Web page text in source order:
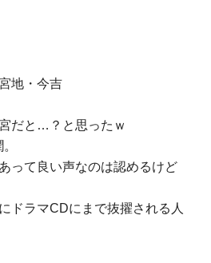
地・今吉
だと…？と思ったｗ
って良い声なのは認めるけど
ドラマCDにまで抜擢される人